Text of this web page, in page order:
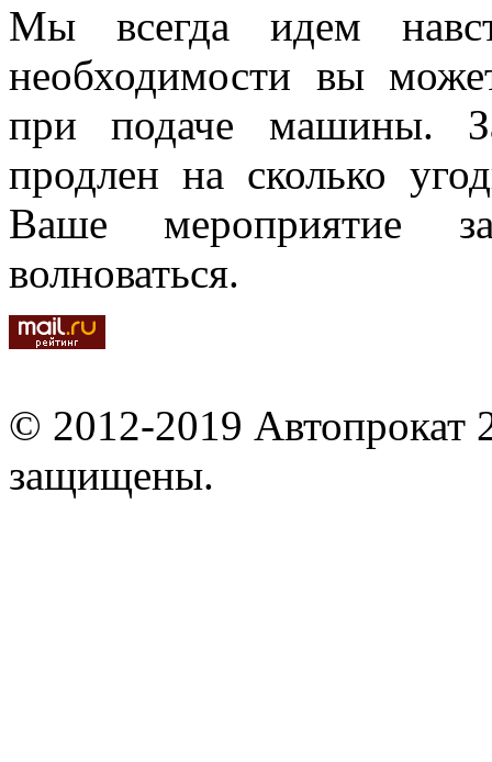
Мы всегда идем
необходимости вы
при подаче машины.
продлен на сколько
Ваше мероприятие
волноваться.
© 2012-2019 Автопрокат
защищены.